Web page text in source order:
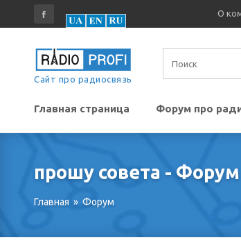
О
Сайт про радиосвязь
Главная страница Форум про
прошу совета -
Главная » Форум